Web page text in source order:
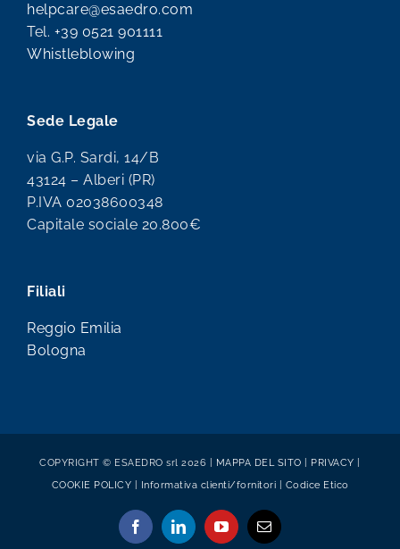
helpcare@esaedro.com
Tel. +39 0521 901111
Whistleblowing
Sede Legale
via G.P. Sardi, 14/B
43124 – Alberi (PR)
P.IVA 02038600348
Capitale sociale 20.800€
Filiali
Reggio Emilia
Bologna
COPYRIGHT © ESAEDRO srl 2026 | MAPPA DEL SITO PRIVACY
COOKIE POLICY
Informativa clienti/fornitori Codice Etico
FacebookLinkedInYouTubeEmail